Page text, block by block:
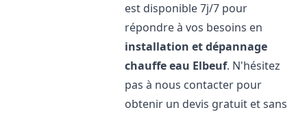
est disponible 7j/7 pour
répondre à vos besoins en
installation et dépannage
chauffe eau Elbeuf. N'hésitez
pas à nous contacter pour
obtenir un devis gratuit et sans